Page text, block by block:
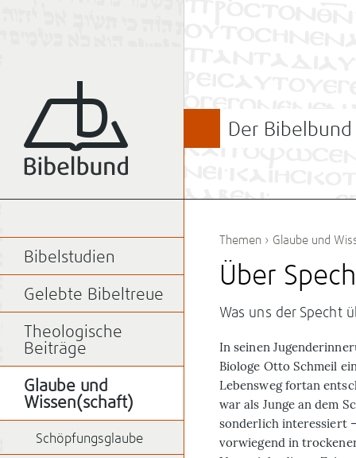
Der Bibelbund
Themen › Glaube und
Über
Was uns der Specht
In seinen
Biologe Otto Schmeil
Lebensweg fortan
war als Junge an dem
sonderlich interessiert
vorwiegend in
Bibelstudien
Gelebte Bibeltreue
Theologische
Beiträge
Glaube und
Wissen(schaft)
Schöpfungsglaube